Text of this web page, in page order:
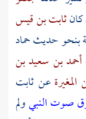
كانثابت بن قيس
بنحو حديثحماد
أحمد بن سعيد بن
المغيرةعنثابت
صوت النبيولم